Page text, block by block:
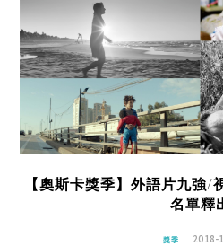
【奧斯卡獎季】外語片九強
名單釋
獎季 2018-